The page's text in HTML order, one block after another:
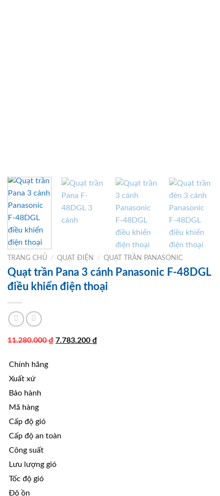
TRANG CHỦ / QUẠT ĐIỆN / QUẠT TRẦN PANASONIC
Quạt trần Pana 3 cánh Panasonic F-48DGL
điều khiển điện thoại
11.280.000₫ Giá
7.783.200 ₫Giá
Chính hãng
Xuất xứ
Bảo hành
Mã hàng
Cấp độ gió
Cấp độ an toàn
Công suất
Lưu lượng gió
Tốc độ gió
Độ ồn